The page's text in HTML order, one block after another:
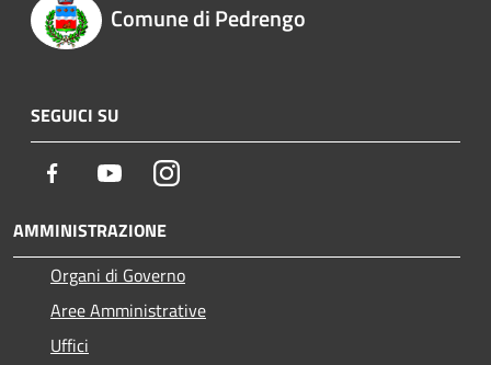
Comune di Pedrengo
SEGUICI SU
Facebook YoutubeInstagram
AMMINISTRAZIONE
Organi di Governo
Aree Amministrative
Uffici